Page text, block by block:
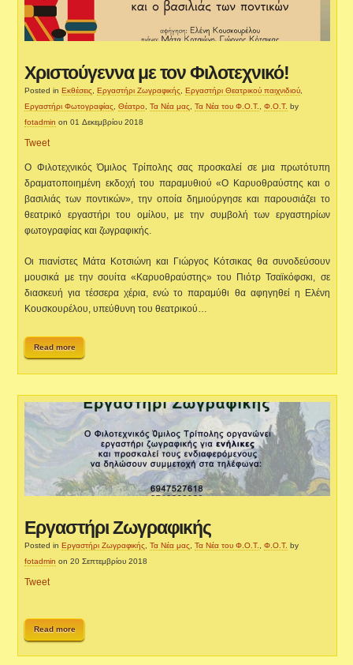
Χριστούγεννα με τον Φιλοτεχνικό!
Posted inΕκθέσεις ,Εργαστήρι Ζωγραφικής ,Εργαστήρι Θεατρικού παιχνιδιού
Εργαστήρι Φωτογραφίας ,Θέατρο ,Τα Νέα μας ,Τα Νέα του Φ.Ο.Τ. ,Φ.Ο.Τ. by
fotadmin on 01 Δεκεμβρίου 2018
Tweet
O Φιλοτεχνικός Όμιλος Τρίπολης σας προσκαλεί σε μια πρωτότυπη
δραματοποιημένη εκδοχή του παραμυθιού «Ο Καρυοθραύστης και ο
βασιλιάς των ποντικών», την οποία δημιούργησε και παρουσιάζει το
θεατρικό εργαστήρι του ομίλου, με την συμβολή των εργαστηρίων
φωτογραφίας και ζωγραφικής.
Οι πιανίστες Μάτα Κοτσιώνη και Γιώργος Κότσικας θα συνοδεύσουν
μουσικά με την σουίτα «Καρυοθραύστης» του Πιότρ Τσαϊκόφσκι, σε
διασκευή για τέσσερα χέρια, ενώ το παραμύθι θα αφηγηθεί η Ελένη
Κουσκουρέλου, υπεύθυνη του θεατρικού…
Read more
Εργαστήρι Ζωγραφικής
Posted inΕργαστήρι Ζωγραφικής ,Τα Νέα μας ,Τα Νέα του Φ.Ο.Τ. ,Φ.Ο.Τ. by
fotadmin on 20 Σεπτεμβρίου 2018
Tweet
Read more